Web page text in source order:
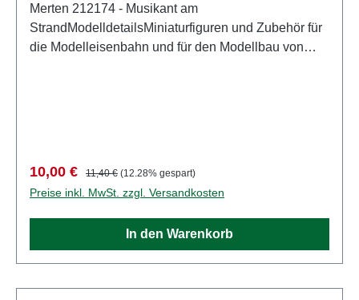
Merten 212174 - Musikant am
StrandModelldetailsMiniaturfiguren und Zubehör für
die Modelleisenbahn und für den Modellbau von
Hersteller: MertenArtikelnummer: 2947Stückzahl:
Set aus mehreren TeilenEAN:
4041032000442Produktart: FigurenSpur:
H0Maßstab: 1:87Altersempfehlung: ab 14 Jahren
Verkaufspreis:
10,00 € Regulärer Preis:
11,40 € (12.28% gespart)
Preise inkl. MwSt. zzgl. Versandkosten
In den Warenkorb